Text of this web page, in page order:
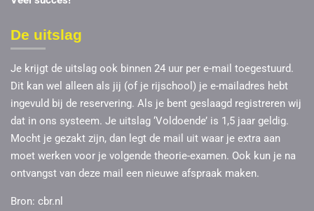
De uitslag
Je krijgt de uitslag ook binnen 24 uur per e-mail toegestuurd.
Dit kan wel alleen als jij (of je rijschool) je e-mailadres hebt
ingevuld bij de reservering. Als je bent geslaagd registreren wij
dat in ons systeem. Je uitslag ‘Voldoende’ is 1,5 jaar geldig.
Mocht je gezakt zijn, dan legt de mail uit waar je extra aan
moet werken voor je volgende theorie-examen. Ook kun je na
ontvangst van deze mail een nieuwe afspraak maken.
Bron: cbr.nl